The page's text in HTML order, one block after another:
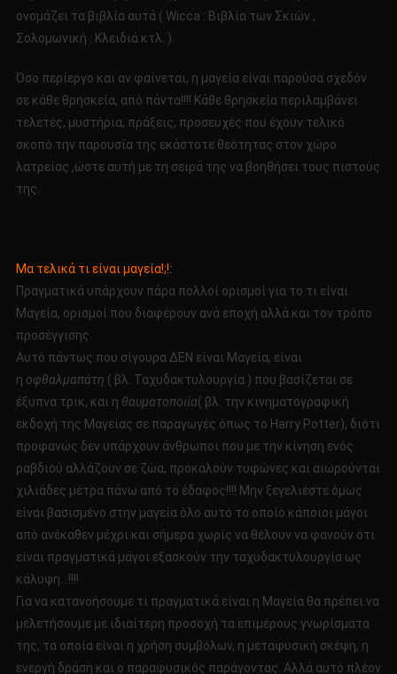
ονομάζει τα βιβλία αυτά ( Wicca : Βιβλία των Σκιών ,
Σολομωνική : Κλειδιά κτλ. ).
Όσο περίεργο και αν φαίνεται, η μαγεία είναι παρούσα σχεδόν
σε κάθε θρησκεία, από πάντα!!!! Κάθε θρησκεία περιλαμβάνει
τελετές, μυστήρια, πράξεις, προσευχές που έχουν τελικό
σκοπό την παρουσία της εκάστοτε θεότητας στον χώρο
λατρείας ,ώστε αυτή με τη σειρά της να βοηθήσει τους πιστούς
της.
Μα τελικά τι είναι μαγεία!;!:
Πραγματικά υπάρχουν πάρα πολλοί ορισμοί για το τι είναι
Μαγεία, ορισμοί που διαφέρουν ανά εποχή αλλά και τον τρόπο
προσέγγισης.
Αυτό πάντως που σίγουρα ΔΕΝ είναι Μαγεία, είναι
η οφθαλμαπάτη ( βλ. Ταχυδακτυλουργία ) που βασίζεται σε
έξυπνα τρικ, και η θαυματοποιία( βλ. την κινηματογραφική
εκδοχή της Μαγείας σε παραγωγές όπως το Harry Potter), διότι
προφανώς δεν υπάρχουν άνθρωποι που με την κίνηση ενός
ραβδιού αλλάζουν σε ζώα, προκαλούν τυφώνες και αιωρούνται
χιλιάδες μέτρα πάνω από το έδαφος!!!! Μην ξεγελιέστε όμως
είναι βασισμένο στην μαγεία όλο αυτό το οποίο κάποιοι μάγοι
από ανέκαθεν μέχρι και σήμερα χωρίς να θέλουν να φανούν ότι
είναι πραγματικά μάγοι εξασκούν την ταχυδακτυλουργία ως
κάλυψη…!!!!
Για να κατανοήσουμε τι πραγματικά είναι η Μαγεία θα πρέπει να
μελετήσουμε με ιδιαίτερη προσοχή τα επιμέρους γνωρίσματα
της, τα οποία είναι η χρήση συμβόλων, η μεταφυσική σκέψη, η
ενεργή δράση και ο παραφυσικός παράγοντας. Αλλά αυτό πλέον